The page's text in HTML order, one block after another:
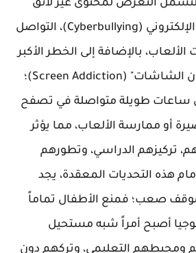
لتشمل التعرض لمحتوى غير لائق
لعمر الطفل، التنمر الإلكتروني (Cyberbullying)، التواصل
بالإضافة إلى الخطر الأكبر
الذي يتمثل في "إدمان الشاشات" (Screen Addiction)؛
ساعات طويلة متواصلة في تصفح
أو ممارسة الألعاب، مما يؤثر
تركيزهم الدراسي، وتطورهم
هذه التحديات المعقدة، يجد
صعب؛ فمنع الأطفال تماماً
أصبح أمراً شبه مستحيل
ومحيطهم التعليمي، وتركهم دون